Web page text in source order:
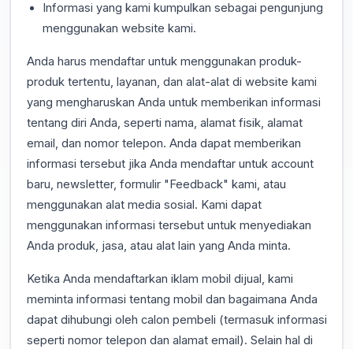
Informasi yang kami kumpulkan sebagai pengunjung
menggunakan website kami.
Anda harus mendaftar untuk menggunakan produk-
produk tertentu, layanan, dan alat-alat di website kami
yang mengharuskan Anda untuk memberikan informasi
tentang diri Anda, seperti nama, alamat fisik, alamat
email, dan nomor telepon. Anda dapat memberikan
informasi tersebut jika Anda mendaftar untuk account
baru, newsletter, formulir "Feedback" kami, atau
menggunakan alat media sosial. Kami dapat
menggunakan informasi tersebut untuk menyediakan
Anda produk, jasa, atau alat lain yang Anda minta.
Ketika Anda mendaftarkan iklam mobil dijual, kami
meminta informasi tentang mobil dan bagaimana Anda
dapat dihubungi oleh calon pembeli (termasuk informasi
seperti nomor telepon dan alamat email). Selain hal di